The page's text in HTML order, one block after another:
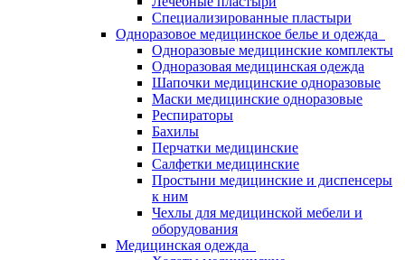
Специализированные пластыри
Одноразовое медицинское белье и одежда
Одноразовые медицинские комплекты
Одноразовая медицинская одежда
Шапочки медицинские одноразовые
Маски медицинские одноразовые
Респираторы
Бахилы
Перчатки медицинские
Салфетки медицинские
Простыни медицинские и диспенсеры
к ним
Чехлы для медицинской мебели и
оборудования
Медицинская одежда